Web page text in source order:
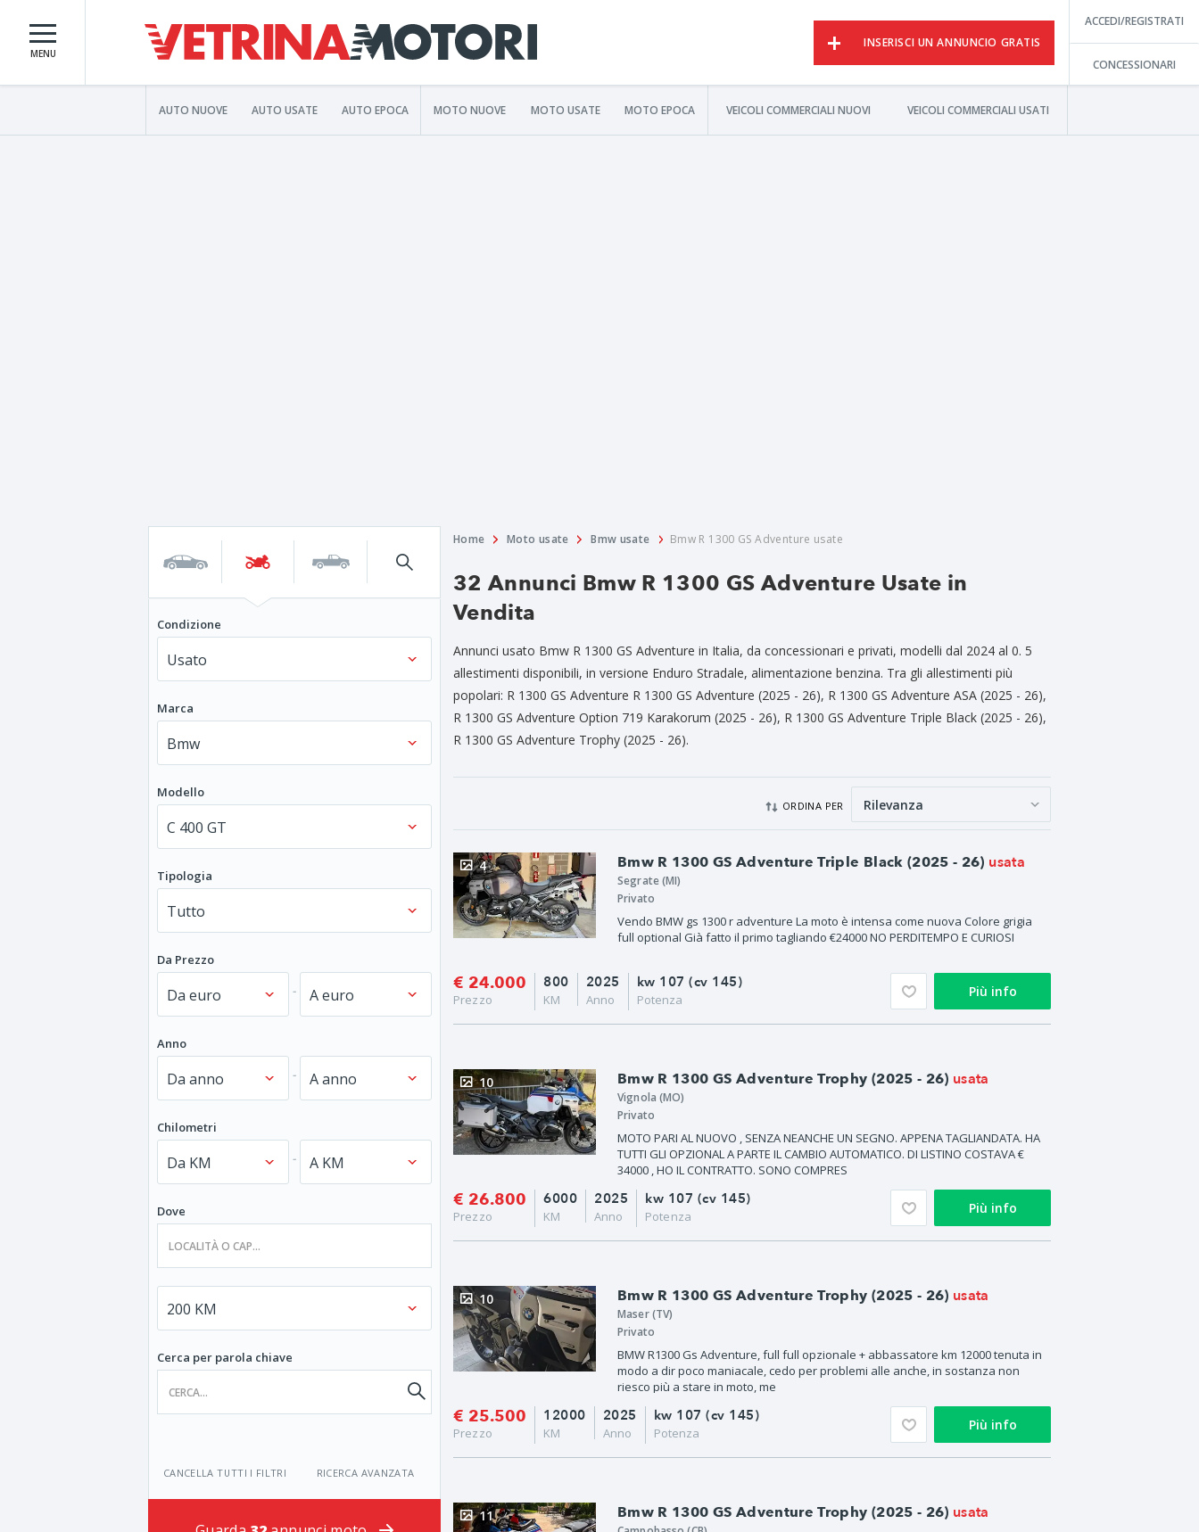
MENU
INSERISCI UN ANNUNCIO GRATIS
ACCEDI/REGISTRATI
CONCESSIONARI
AUTO NUOVE AUTO USATE AUTO EPOCA MOTO NUOVE MOTO USATE MOTO EPOCA VEICOLI COMMERCIALI NUOVI VEICOLI COMMERCIALI USATI
Home Moto usate Bmw usate Bmw R 1300 GS Adventure usate
32 Annunci Bmw R 1300 GS Adventure Usate in
Vendita
Annunci usato Bmw R 1300 GS Adventure in Italia, da concessionari e privati, modelli dal 2024 al 0. 5
allestimenti disponibili, in versione Enduro Stradale, alimentazione benzina. Tra gli allestimenti più
popolari: R 1300 GS Adventure R 1300 GS Adventure (2025 - 26), R 1300 GS Adventure ASA (2025 - 26),
R 1300 GS Adventure Option 719 Karakorum (2025 - 26), R 1300 GS Adventure Triple Black (2025 - 26),
R 1300 GS Adventure Trophy (2025 - 26).
ORDINA PER
Bmw R 1300 GS Adventure Triple Black (2025 - 26) usata
4
Segrate (MI)
Privato
Vendo BMW gs 1300 r adventure La moto è intensa come nuova Colore grigia
full optional Già fatto il primo tagliando €24000 NO PERDITEMPO E CURIOSI
€ 24.000
Prezzo
2025
Anno
800
KM
kw 107 (cv 145)
Potenza Più info
Bmw R 1300 GS Adventure Trophy (2025 - 26) usata
10
Vignola (MO)
Privato
MOTO PARI AL NUOVO , SENZA NEANCHE UN SEGNO. APPENA TAGLIANDATA. HA
TUTTI GLI OPZIONAL A PARTE IL CAMBIO AUTOMATICO. DI LISTINO COSTAVA €
34000 , HO IL CONTRATTO. SONO COMPRES
€ 26.800
Prezzo
2025
Anno
6000
KM
kw 107 (cv 145)
Potenza Più info
Bmw R 1300 GS Adventure Trophy (2025 - 26) usata
10
Maser (TV)
Privato
BMW R1300 Gs Adventure, full full opzionale + abbassatore km 12000 tenuta in
modo a dir poco maniacale, cedo per problemi alle anche, in sostanza non
riesco più a stare in moto, me
€ 25.500
Prezzo
2025
Anno
12000
KM
kw 107 (cv 145)
Potenza Più info
Bmw R 1300 GS Adventure Trophy (2025 - 26) usata
11
Condizione
Marca
Modello
Tipologia
Da Prezzo
-
Anno
-
Chilometri
-
Dove
Cerca per parola chiave
CANCELLA TUTTI I FILTRI RICERCA AVANZATA